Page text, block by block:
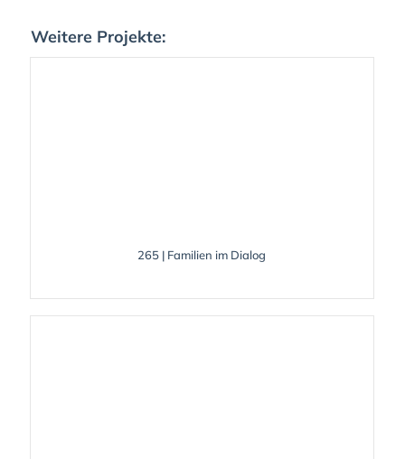
Weitere Projekte:
265 | Familien im Dialog